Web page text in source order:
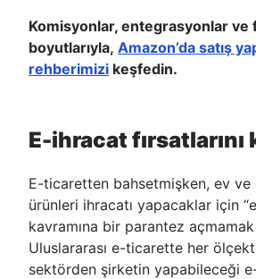
Komisyonlar, entegrasyonlar ve
boyutlarıyla, Amazon’da satış
rehberimizi keşfedin.
E-ihracat
E-ticaretten bahsetmişken, ev ve
ürünleri ihracatı yapacaklar için
kavramına bir parantez
Uluslararası e-ticarette her
sektörden şirketin yapabileceği